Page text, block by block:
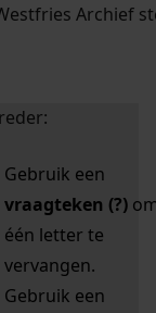
Archief
zoekopdracht te
Gebruik een
vraagteken (?)
één letter te
vervangen.
Gebruik een